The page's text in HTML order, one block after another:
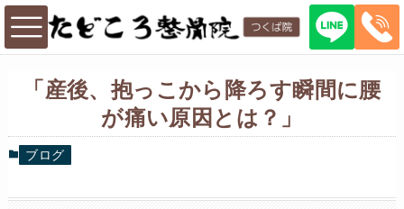
「産後、抱っこから降ろす瞬間に腰
が痛い原因とは？」
ブログ